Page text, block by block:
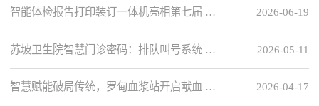
2026-06-19
智能体检报告打印装订一体机亮相第七届 …
2026-05-11
苏坡卫生院智慧门诊密码：排队叫号系统 …
2026-04-17
智慧赋能破局传统，罗甸血浆站开启献血 …